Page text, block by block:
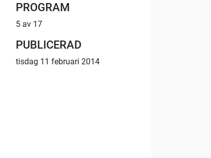
PROGRAM
5 av 17
PUBLICERAD
tisdag 11 februari 2014